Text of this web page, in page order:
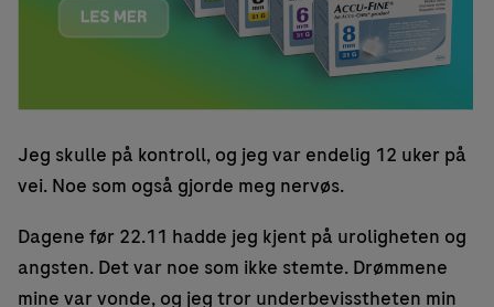
Jeg skulle på kontroll, og jeg var endelig 12 uker på
vei. Noe som også gjorde meg nervøs.
Dagene før 22.11 hadde jeg kjent på uroligheten og
angsten. Det var noe som ikke stemte. Drømmene
mine var vonde, og jeg tror underbevisstheten min